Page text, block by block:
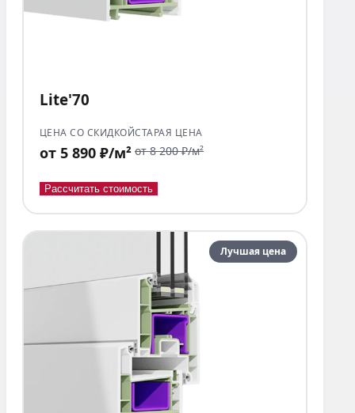
Lite'70
ЦЕНА СО СКИДКОЙ
от 5 890 ₽/м²
СТАРАЯ ЦЕНА
от 8 200 ₽/м²
Рассчитать стоимость
Лучшая цена